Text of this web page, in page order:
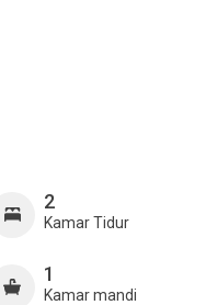
2
Kamar Tidur
1
Kamar mandi